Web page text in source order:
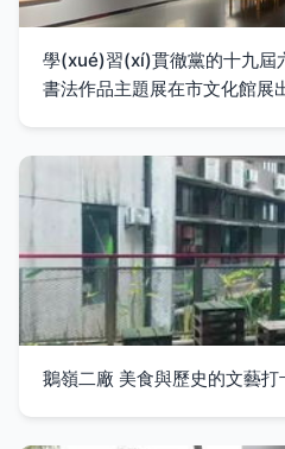
學(xué)習(xí)貫徹黨的十九屆
書法作品主題展在市文化館展
鵝嶺二廠 美食與歷史的文藝打